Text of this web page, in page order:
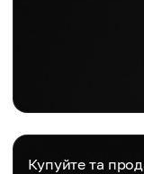
Купуйте та